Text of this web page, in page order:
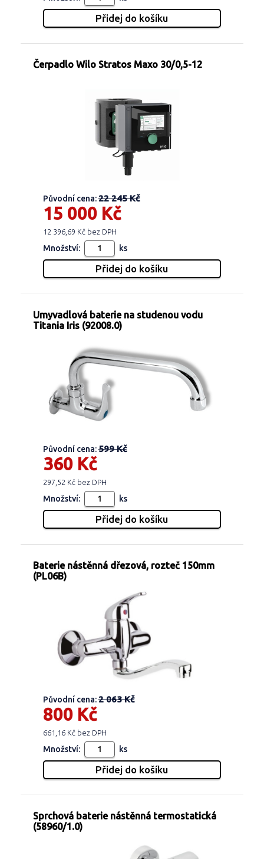
Čerpadlo Wilo Stratos Maxo 30/0,5-12
Původní cena:22 245 Kč
15 000 Kč
12 396,69 Kč bez DPH
Množství: ks
Umyvadlová baterie na studenou vodu
Titania Iris (92008.0)
Původní cena:599 Kč
360 Kč
297,52 Kč bez DPH
Množství: ks
Baterie nástěnná dřezová, rozteč 150mm
(PL06B)
Původní cena:2 063 Kč
800 Kč
661,16 Kč bez DPH
Množství: ks
Sprchová baterie nástěnná termostatická
(58960/1.0)